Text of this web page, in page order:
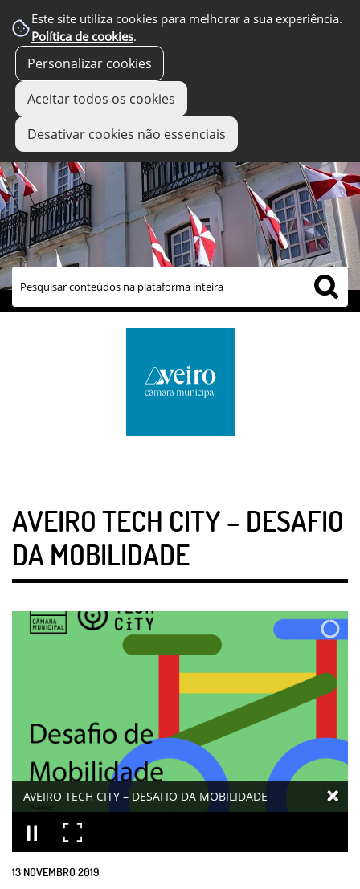
Este site utiliza cookies para melhorar a sua experiência.
Política de cookies.
Personalizar cookies
Aceitar todos os cookies
Desativar cookies não essenciais
links úteis
AVEIRO TECH CITY – DESAFIO
DA MOBILIDADE
AVEIRO TECH CITY – DESAFIO DA MOBILIDADE
13 NOVEMBRO2019